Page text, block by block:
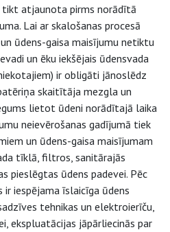
tikt atjaunota pirms norādītā
Lai ar skalošanas procesā
ūdens-gaisa maisījumu netiktu
un ēku iekšējais ūdensvada
ir obligāti jānoslēdz
skaitītāja mezgla un
lietot ūdeni norādītajā laika
neievērošanas gadījumā tiek
un ūdens-gaisa maisījumam
tīklā, filtros, sanitārajās
pieslēgtas ūdens padevei. Pēc
ir iespējama īslaicīga ūdens
tehnikas un elektroierīču,
ekspluatācijas jāpārliecinās par